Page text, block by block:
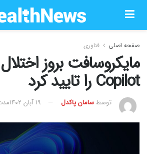
صفحه اصلی فناوری
مایکروسافت بروز
Copilot را تایید کرد
توسطسامان پاکدل ۱۹ آبان ۱۴۰۲ مدت